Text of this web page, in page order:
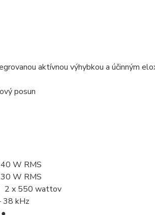
aktívnou výhybkou a účinným
posun
RMS
RMS
2 x 550 wattov
kHz